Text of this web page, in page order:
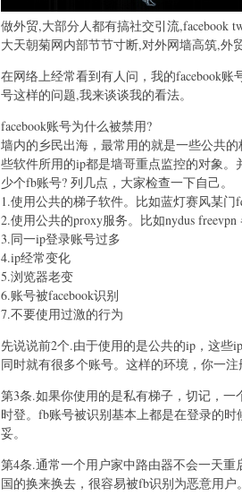
做外贸,大部分人都有搞社交引流,facebook
大天朝菊网内部节节寸断,对外网墙高筑,外
在网络上经常看到有人问，我的facebook账
号这样的问题,我来谈谈我的看法。
facebook账号为什么被禁用?
墙内的乡民出海，最常用的就是一些公共
些软件所用的ip都是墙哥重点监控的对象
少个fb账号? 列几点，大家检查一下自己。
1.使用公共的梯子软件。比如蓝灯赛风某门
2.使用公共的proxy服务。比如nydus freevpn
3.同一ip登录账号过多
4.ip经常变化
5.浏览器老变
6.账号被facebook识别
7.不要使用过激的行为
先说说前2个.由于使用的是公共的ip，这
同时就有很多个账号。这样的环境，你一注
第3条.如果你使用的是私有梯子，切记，
时登。fb账号被识别基本上都是在登录的
妥。
第4条.通常一个用户家中路由器不会一天
国的换来换去，很容易被fb识别为恶意用户。